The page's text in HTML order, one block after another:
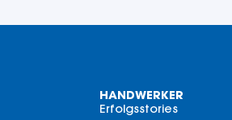
HANDWERKER
Erfolgsstories